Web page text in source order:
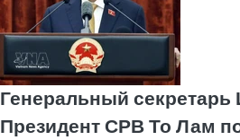
Генеральный
Президент СРВ То Лам